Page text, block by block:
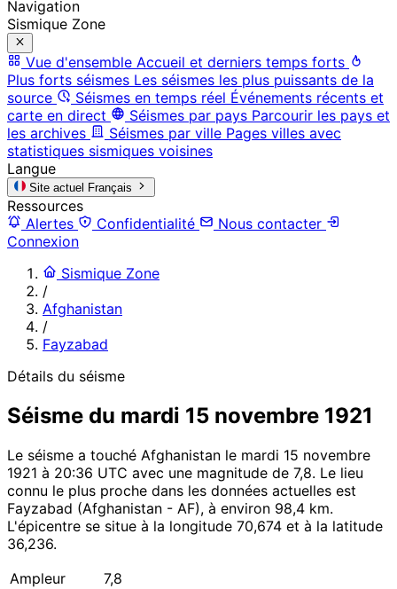
Navigation
Sismique Zone
Vue d'ensemble Accueil et derniers temps forts
Plus forts séismes Les séismes les plus puissants de la
source
Séismes en temps réel Événements récents et
carte en direct
Séismes par pays Parcourir les pays et
les archives
Séismes par ville Pages villes avec
statistiques sismiques voisines
Langue
Site actuel Français
Ressources
Alertes
Confidentialité
Nous contacter
Connexion
Sismique Zone
/
Afghanistan
/
Fayzabad
Détails du séisme
Séisme du mardi 15 novembre 1921
Le séisme a touché Afghanistan le mardi 15 novembre
1921 à 20:36 UTC avec une magnitude de 7,8. Le lieu
connu le plus proche dans les données actuelles est
Fayzabad (Afghanistan - AF), à environ 98,4 km.
L'épicentre se situe à la longitude 70,674 et à la latitude
36,236.
Ampleur
7,8